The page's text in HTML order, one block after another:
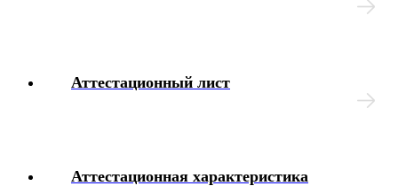
Юридические вопросы
Интерактивные блок-схемы
Аттестационный лист
Аттестационная характеристика